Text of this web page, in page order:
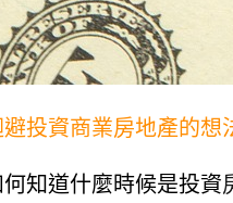
投資商業房地產的想
知道什麼時候是投資